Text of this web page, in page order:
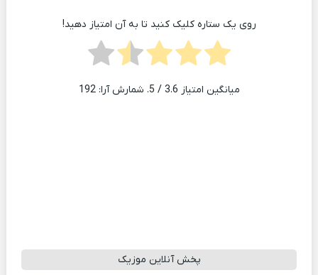
روی یک ستاره کلیک کنید تا به آن امتیاز دهید!
میانگین امتیاز 3.6 / 5. شمارش آرا: 192
پخش آنلاین موزیک